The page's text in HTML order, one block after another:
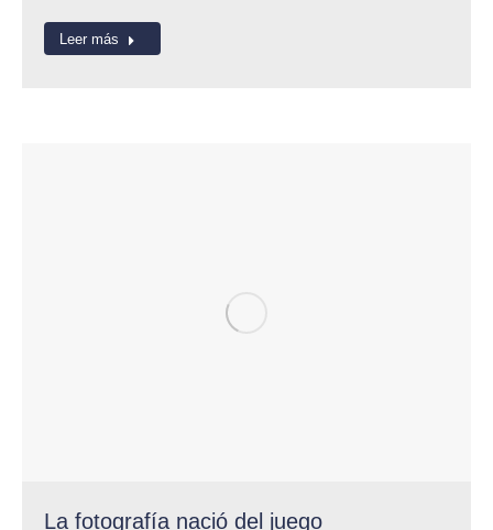
Leer más
La fotografía nació del juego